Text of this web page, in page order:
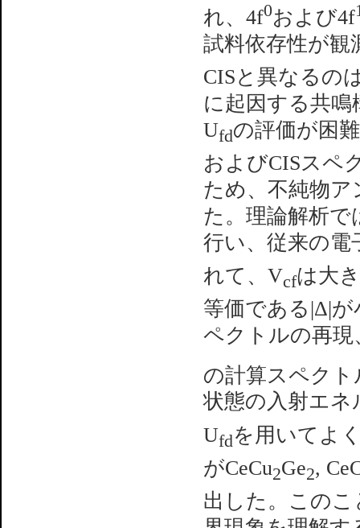
れ、4f0および4f
試料依存性が観
CISと異なるの
に起因する共
Ufdの評価が困
およびCISスペ
ため、不純物
た。理論解析で
行い、従来の電
れて、Vcfは大
等価である|Δ|
ペクトルの再
の計算スペク
状態の入射エネ
Ufdを用いてよ
がCeCu2Ge2,
出した。この